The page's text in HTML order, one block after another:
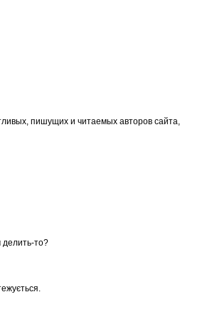
пишущих и читаемых авторов сайта,
делить-то?